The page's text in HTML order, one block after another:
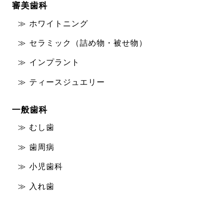
審美歯科
ホワイトニング
セラミック（詰め物・被せ物）
インプラント
ティースジュエリー
一般歯科
むし歯
歯周病
小児歯科
入れ歯